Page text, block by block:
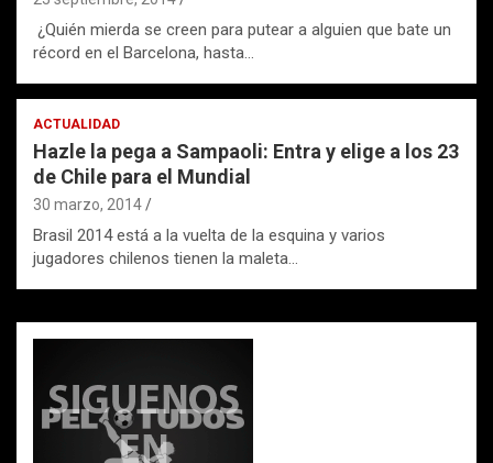
¿Quién mierda se creen para putear a alguien que bate un
récord en el Barcelona, hasta…
ACTUALIDAD
Hazle la pega a Sampaoli: Entra y elige a los 23
de Chile para el Mundial
30 marzo, 2014
Brasil 2014 está a la vuelta de la esquina y varios
jugadores chilenos tienen la maleta…